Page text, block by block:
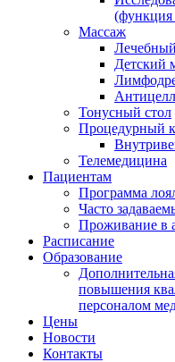
Массаж
Детский
Тонусный стол
Процедурный
Телемедицина
Пациентам
Программа
Часто
Проживание в
Расписание
Образование
повышения
персоналом
Цены
Новости
Контакты